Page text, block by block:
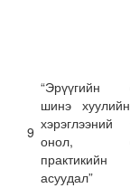
9
“Эрүүгийн
шинэ хуулийн
хэрэглээний
онол,
практикийн
асуудал”